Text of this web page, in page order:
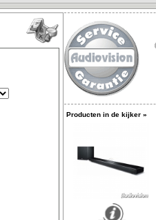
Producten in de kijker »